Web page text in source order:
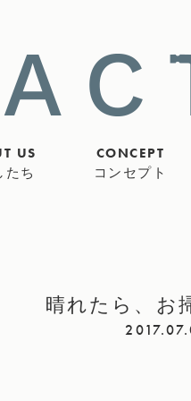
US
たち
CONCEPT
コンセプト
晴れたら、お